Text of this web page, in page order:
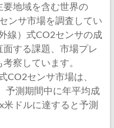
地域を含む世界の
ンサ市場を調査してい
線）式CO2センサの成
する課題、市場プレ
察しています。
CO2センサ市場は、
予測期間中に年平均成
ドルに達すると予測